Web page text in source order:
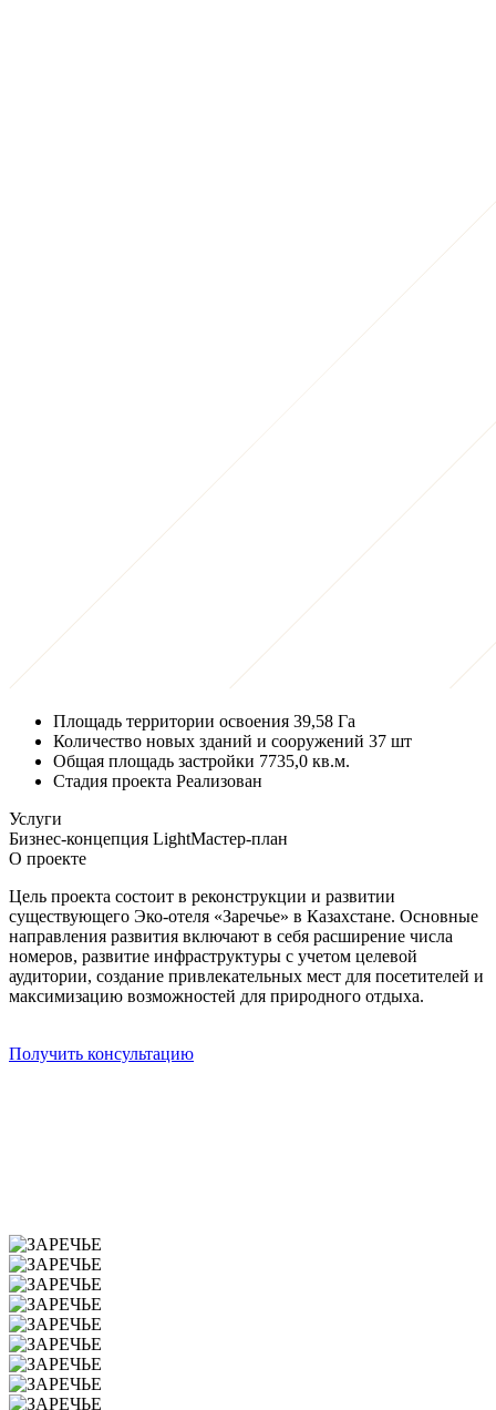
Площадь территории освоения 39,58 Га
Количество новых зданий и сооружений 37 шт
Общая площадь застройки 7735,0 кв.м.
Стадия проекта Реализован
Услуги
Бизнес-концепция LightМастер‑план
О проекте
Цель проекта состоит в реконструкции и развитии
существующего Эко-отеля «Заречье» в Казахстане. Основные
направления развития включают в себя расширение числа
номеров, развитие инфраструктуры с учетом целевой
аудитории, создание привлекательных мест для посетителей и
максимизацию возможностей для природного отдыха.
Получить консультацию